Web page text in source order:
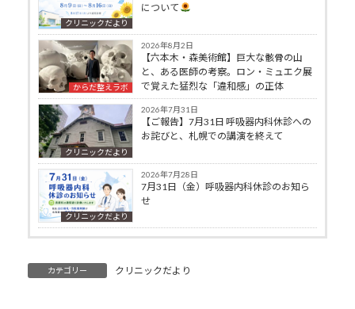
クリニックだより
について
からだ整えラボ
2026年8月2日
【六本木・森美術館】巨大な骸骨の山
と、ある医師の考察。ロン・ミュエク展
で覚えた猛烈な「違和感」の正体
クリニックだより
2026年7月31日
【ご報告】7月31日 呼吸器内科休診への
お詫びと、札幌での講演を終えて
クリニックだより
2026年7月28日
7月31日（金）呼吸器内科休診のお知ら
せ
カテゴリー クリニックだより